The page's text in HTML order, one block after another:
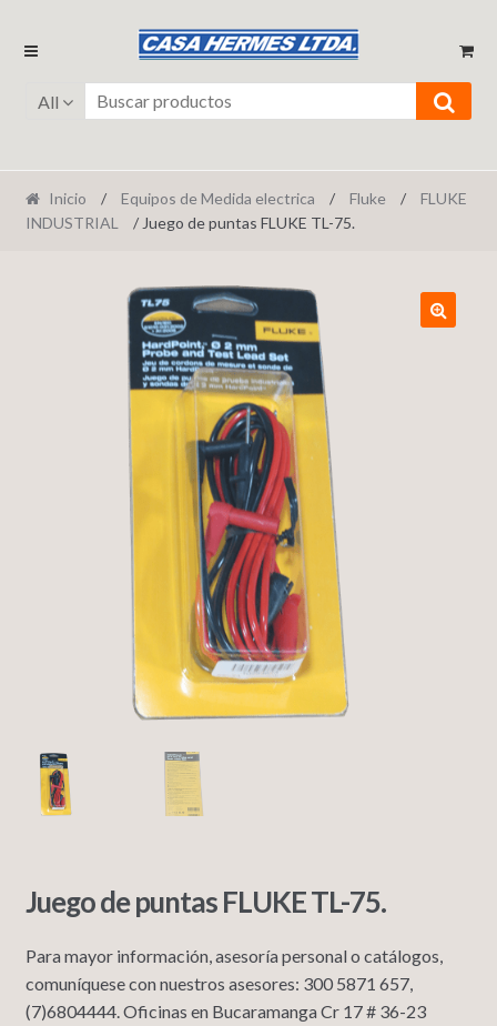
Ir
navegación
Ir
contenido
All
Inicio / Equipos de Medida electrica / Fluke /
FLUKE
INDUSTRIAL
/ Juego de puntas FLUKE TL-75.
Juego de puntas FLUKE TL-75.
Para mayor información, asesoría personal o catálogos,
comuníquese con nuestros asesores: 300 5871 657,
(7)6804444. Oficinas en Bucaramanga Cr 17 # 36-23